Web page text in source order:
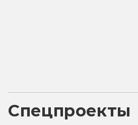
Спецпроекты